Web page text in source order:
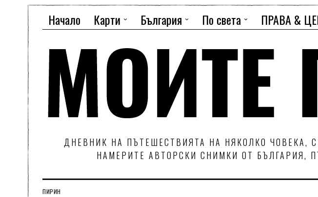
Начало Карти България По света ПРАВА &
ДНЕВНИК НА ПЪТЕШЕСТВИЯТА НА НЯКОЛКО ЧОВЕКА,
НАМЕРИТЕ АВТОРСКИ СНИМКИ ОТ БЪЛГАРИЯ,
ПИРИН